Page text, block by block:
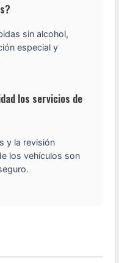
sin alcohol,
especial y
los servicios de
y la revisión
los vehículos son